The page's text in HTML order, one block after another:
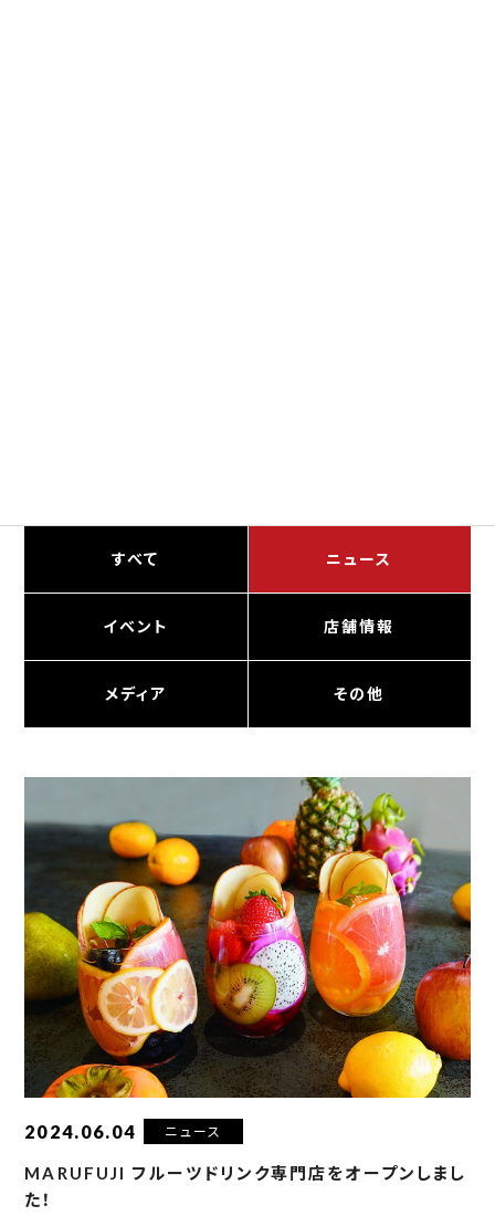
すべて ニュース
イベント 店舗情報
メディア その他
2024.06.04 ニュース
MARUFUJI フルーツドリンク専門店をオープンしまし
た！